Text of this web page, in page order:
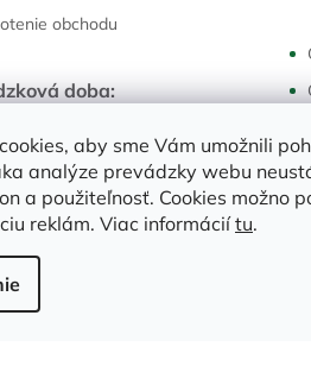
aby sme Vám umožnili
analýze prevádzky webu
a použiteľnosť. Cookies možno
reklám. Viac informáciítu.
obchodu
doba: